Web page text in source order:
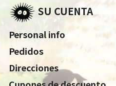
SU CUENTA
Personal info
Pedidos
Direcciones